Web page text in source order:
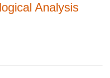
Analysis